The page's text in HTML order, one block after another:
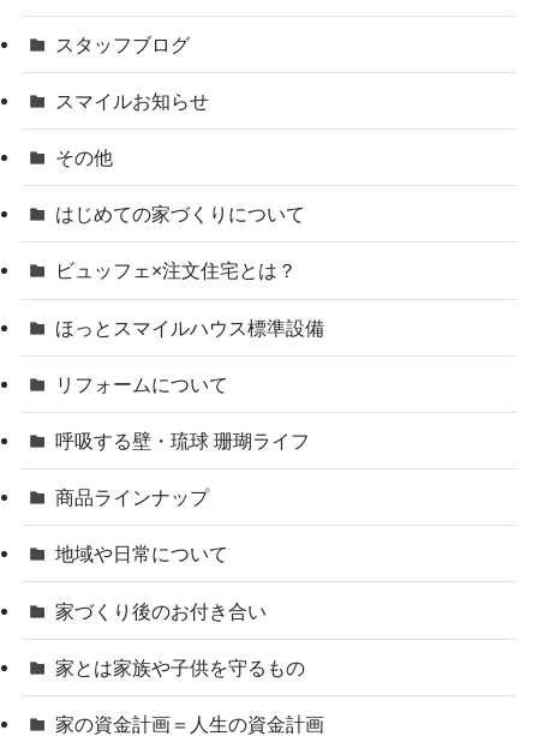
スタッフブログ
スマイルお知らせ
その他
はじめての家づくりについて
ビュッフェ×注文住宅とは？
ほっとスマイルハウス標準設備
リフォームについて
呼吸する壁・琉球 珊瑚ライフ
商品ラインナップ
地域や日常について
家づくり後のお付き合い
家とは家族や子供を守るもの
家の資金計画＝人生の資金計画